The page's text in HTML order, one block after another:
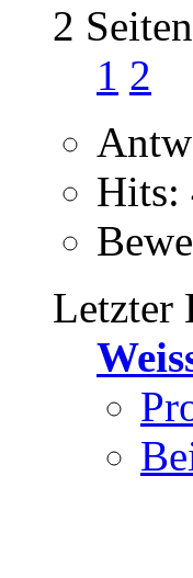
2 Seiten
1 2
Hits:
Letzter